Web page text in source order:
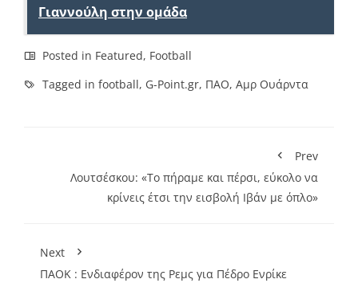
Γιαννούλη στην ομάδα
Posted in Featured, Football
Tagged in football, G-Point.gr, ΠΑΟ, Αμρ Ουάρντα
Prev
Λουτσέσκου: «Το πήραμε και πέρσι, εύκολο να
κρίνεις έτσι την εισβολή Ιβάν με όπλο»
Next
ΠΑΟΚ : Ενδιαφέρον της Ρεμς για Πέδρο Ενρίκε